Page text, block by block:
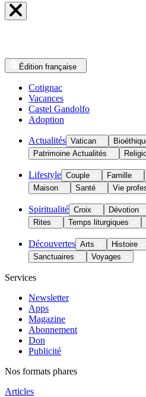
Édition française
Cotignac
Vacances
Castel Gandolfo
Adoption
Actualités Vatican
Patrimoine Actualités
Lifestyle Couple Famille
Maison
Santé Vie
Spiritualité Croix Dévotion
Rites
Temps liturgiques
Découvertes Arts Histoire
Sanctuaires
Voyages
Services
Newsletter
Apps
Magazine
Abonnement
Don
Publicité
Nos formats phares
Articles